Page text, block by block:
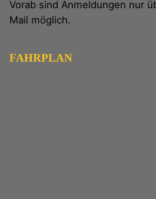
Vorab sind Anmeldungen nur
Mail möglich.
FAHRPLAN